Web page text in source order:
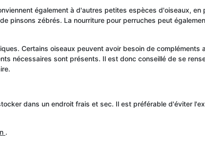
également à d'autres petites espèces d'oiseaux, en
pinsons zébrés. La nourriture pour perruches peut
Certains oiseaux peuvent avoir besoin de compléments
nécessaires sont présents. Il est donc conseillé de se
dans un endroit frais et sec. Il est préférable d'éviter
.